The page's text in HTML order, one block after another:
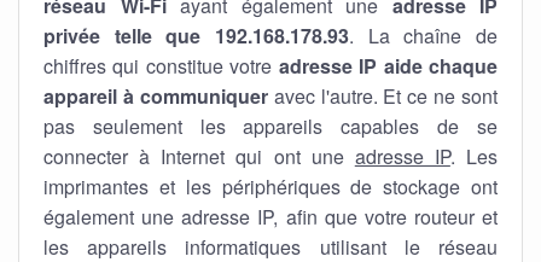
privée telle que 192.168.178.93. La chaîne de
chiffres qui constitue votre adresse IP aide chaque
appareil à communiqueravec l'autre. Et ce ne sont
pas seulement les appareils capables de se
connecter à Internet qui ont une adresse IP. Les
imprimantes et les périphériques de stockage ont
également une adresse IP, afin que votre routeur et
les appareils informatiques utilisant le réseau